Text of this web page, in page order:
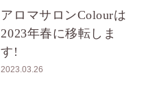
アロマサロンColourは
2023年春に移転しま
す!
2023.03.26